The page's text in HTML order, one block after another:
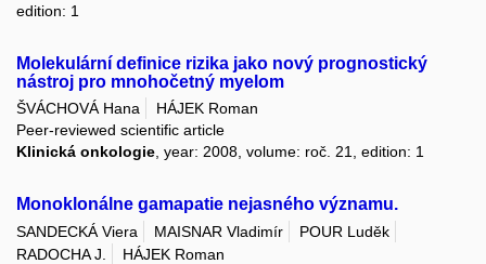
edition: 1
Molekulární definice rizika jako nový prognostický
nástroj pro mnohočetný myelom
ŠVÁCHOVÁ Hana
HÁJEK Roman
Peer-reviewed scientific article
Klinická onkologie, year: 2008, volume: roč. 21, edition: 1
Monoklonálne gamapatie nejasného významu.
SANDECKÁ Viera MAISNAR Vladimír
POUR Luděk
RADOCHA J.
HÁJEK Roman